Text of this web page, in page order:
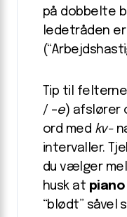
på dobbelte
ledetråden
Tip til
/ –e) afslører
ord med kv-
intervaller.
du vælger
husk at piano
“blødt” såvel